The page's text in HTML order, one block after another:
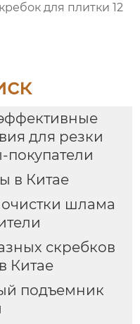
для плитки 12
для резки
в Китае
шлама
скребков
Китае
подъемник